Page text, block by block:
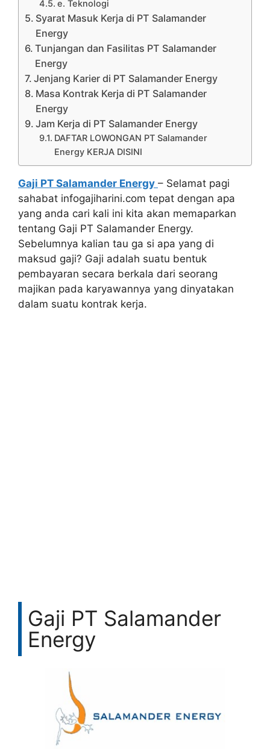
e. Teknologi
Syarat Masuk Kerja di PT Salamander
Energy
Tunjangan dan Fasilitas PT Salamander
Energy
Jenjang Karier di PT Salamander Energy
Masa Kontrak Kerja di PT Salamander
Energy
Jam Kerja di PT Salamander Energy
DAFTAR LOWONGAN PT Salamander
Energy KERJA DISINI
Gaji PT Salamander Energy – Selamat pagi
sahabat infogajiharini.com tepat dengan apa
yang anda cari kali ini kita akan memaparkan
tentang Gaji PT Salamander Energy.
Sebelumnya kalian tau ga si apa yang di
maksud gaji? Gaji adalah suatu bentuk
pembayaran secara berkala dari seorang
majikan pada karyawannya yang dinyatakan
dalam suatu kontrak kerja.
Gaji PT Salamander
Energy